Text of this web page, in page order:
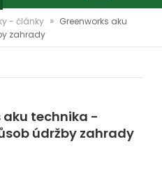
- články » Greenworks aku
zahrady
aku technika -
údržby zahrady